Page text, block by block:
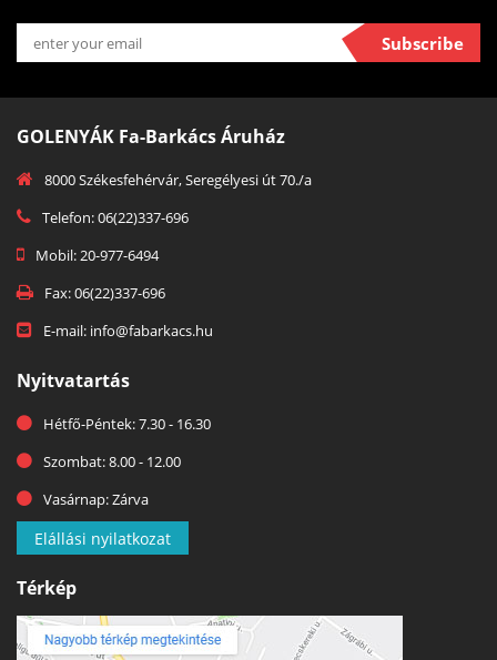
Subscribe
GOLENYÁK Fa-Barkács Áruház
8000 Székesfehérvár, Seregélyesi út 70./a
Telefon: 06(22)337-696
Mobil: 20-977-6494
Fax: 06(22)337-696
E-mail: info@fabarkacs.hu
Nyitvatartás
Hétfő-Péntek: 7.30 - 16.30
Szombat: 8.00 - 12.00
Vasárnap: Zárva
Elállási nyilatkozat
Térkép